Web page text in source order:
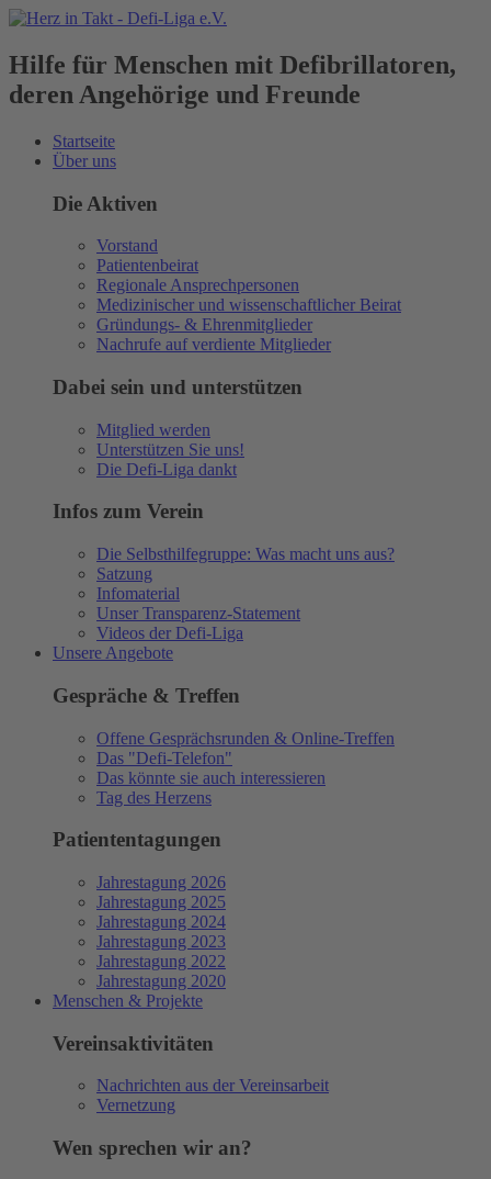
Hilfe für Menschen mit Defibrillatoren,
deren Angehörige und Freunde
Startseite
Über uns
Die Aktiven
Vorstand
Patientenbeirat
Regionale Ansprechpersonen
Medizinischer und wissenschaftlicher Beirat
Gründungs- & Ehrenmitglieder
Nachrufe auf verdiente Mitglieder
Dabei sein und unterstützen
Mitglied werden
Unterstützen Sie uns!
Die Defi-Liga dankt
Infos zum Verein
Die Selbsthilfegruppe: Was macht uns aus?
Satzung
Infomaterial
Unser Transparenz-Statement
Videos der Defi-Liga
Unsere Angebote
Gespräche & Treffen
Offene Gesprächsrunden & Online-Treffen
Das "Defi-Telefon"
Das könnte sie auch interessieren
Tag des Herzens
Patiententagungen
Jahrestagung 2026
Jahrestagung 2025
Jahrestagung 2024
Jahrestagung 2023
Jahrestagung 2022
Jahrestagung 2020
Menschen & Projekte
Vereinsaktivitäten
Nachrichten aus der Vereinsarbeit
Vernetzung
Wen sprechen wir an?